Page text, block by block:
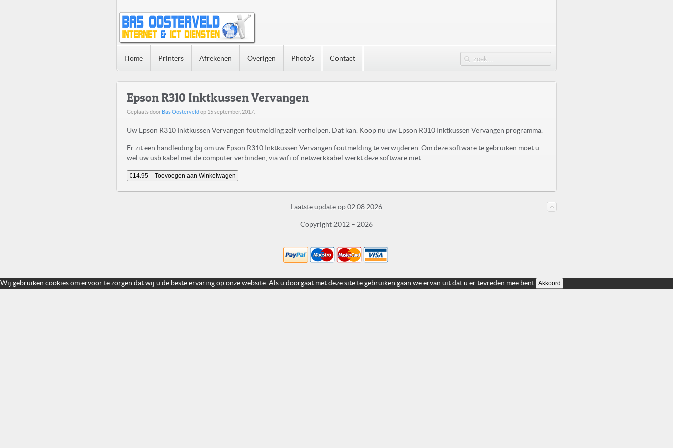
Home Printers Afrekenen Overigen Photo’s Contact
Epson R310 Inktkussen Vervangen
Geplaats door Bas Oosterveldop 15 september, 2017
Uw Epson R310 Inktkussen Vervangen foutmelding zelf verhelpen. Dat kan. Koop nu uw Epson R310 Inktkussen Vervangen programma.
Er zit een handleiding bij om uw Epson R310 Inktkussen Vervangen foutmelding te verwijderen. Om deze software te gebruiken moet u
wel uw usb kabel met de computer verbinden, via wifi of netwerkkabel werkt deze software niet.
€14.95 – Toevoegen aan Winkelwagen
Laatste update op 02.08.2026
Copyright 2012 – 2026
Wij gebruiken cookies om ervoor te zorgen dat wij u de beste ervaring op onze website. Als u doorgaat met deze site te gebruiken gaan we ervan uit dat u er tevreden mee bent. Akkoord